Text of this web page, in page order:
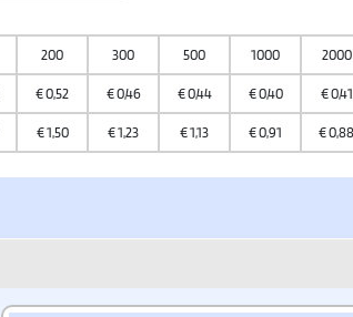
200 300 500 1000 2000
€0,52 €0,46 €0,44 €0,40 €0,41
€1,50 €1,23 €1,13 €0,91 €0,88